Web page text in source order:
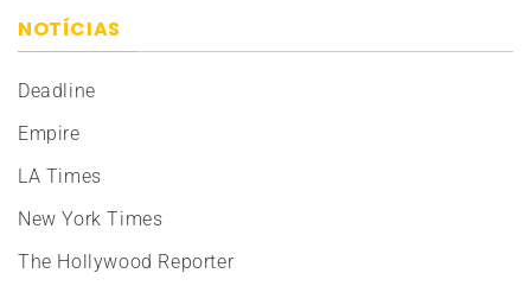
NOTÍCIAS
Deadline
Empire
LA Times
New York Times
The Hollywood Reporter